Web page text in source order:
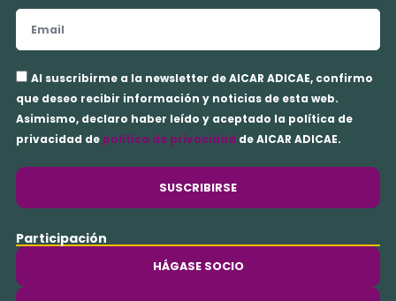
Email
Aceptación
privacidad
Al suscribirme a la newsletter de AICAR ADICAE, confirmo
que deseo recibir información y noticias de esta web.
Asimismo, declaro haber leído y aceptado la política de
privacidad de política de privacidad de AICAR ADICAE.
SUSCRIBIRSE
Participación
HÁGASE SOCIO